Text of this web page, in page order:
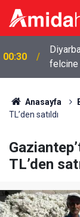
00:30
felcine
Anasayfa
TL’den satıldı
TL’den